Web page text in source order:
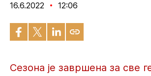
16.6.2022 12:06
Сезона је завршена за све